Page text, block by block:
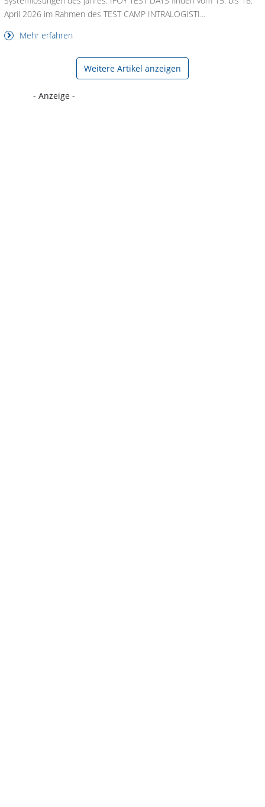
April 2026 im Rahmen des TEST CAMP INTRALOGISTI...
Mehr erfahren
Weitere Artikel anzeigen
- Anzeige -